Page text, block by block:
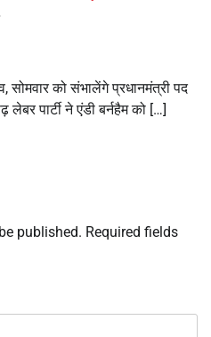
सोमवार को संभालेंगे प्रधानमंत्री पद
पार्टी ने एंडी बर्नहैम को […]
published. Required fields